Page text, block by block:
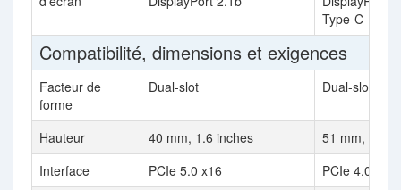
Type-C
Compatibilité, dimensions et exigences
Facteur de
forme
Dual-slot Dual-slot
Hauteur 40 mm, 1.6 inches
51 mm, 2
Interface
PCIe 5.0 x16
PCIe 4.0 x16